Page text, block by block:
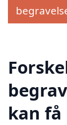
kan få